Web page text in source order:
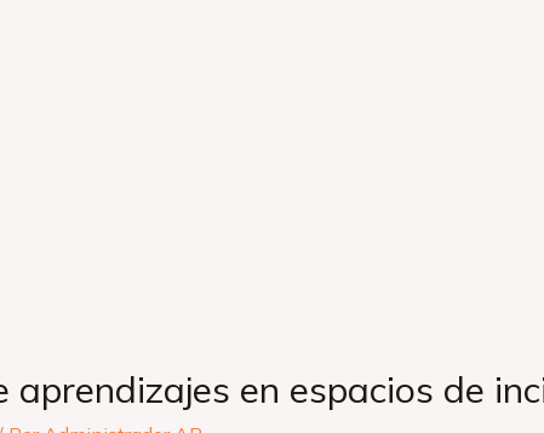
aprendizajes en espacios de